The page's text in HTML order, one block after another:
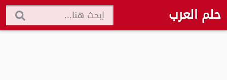
حلم العرب